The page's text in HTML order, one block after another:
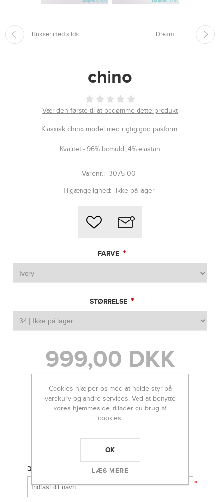
Bukser med slids Dream
chino
Vær den første til at bedømme dette produkt
Klassisk chino model med rigtig god pasform.
Kvalitet - 96% bomuld, 4% elastan
Varenr.: 3075-00
Tilgængelighed: Ikke på lager
FARVE *
STØRRELSE *
999,00 DKK
- +
DIT NAVN
*
Cookies hjælper os med at holde styr på
varekurv og andre services. Ved at benytte
vores hjemmeside, tillader du brug af
cookies.
OK
LÆS MERE